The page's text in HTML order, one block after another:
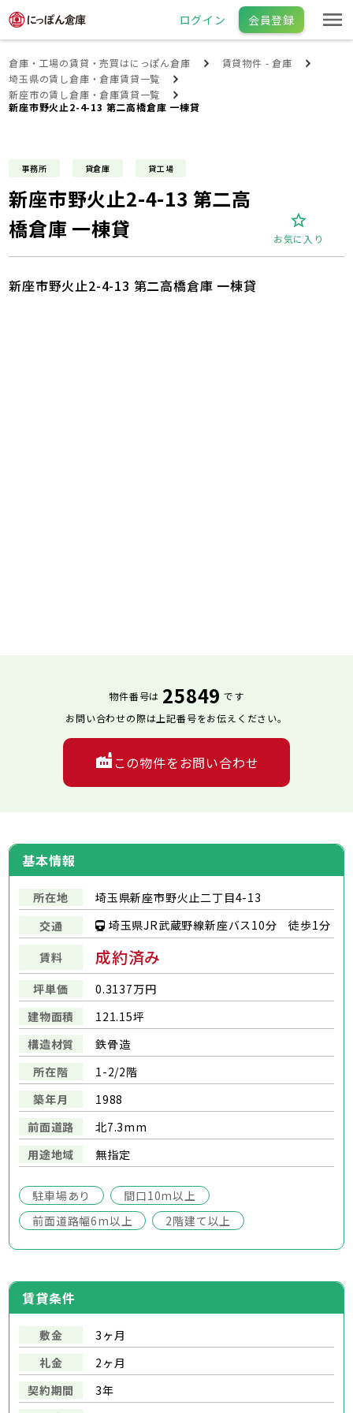
ログイン 会員登録
倉庫・工場の賃貸・売買はにっぽん倉庫
賃貸物件 - 倉庫
埼玉県の賃し倉庫・倉庫賃貸一覧
新座市の賃し倉庫・倉庫賃貸一覧
新座市野火止2-4-13 第二高橋倉庫 一棟貸
事務所 貸倉庫 貸工場
新座市野火止2-4-13 第二高
橋倉庫 一棟貸
お気に入り
基本情報
所在地
埼玉県新座市野火止二丁目4-13
交通
埼玉県JR武蔵野線新座バス10分 徒歩1分
賃料 成約済み
坪単価
0.3137万円
建物面積
121.15坪
構造材質
鉄骨造
所在階
1-2/2階
築年月
1988
前面道路
北7.3mm
用途地域
無指定
駐車場あり
間口10m以上
前面道路幅6m以上
2階建て以上
新座市野火止2-4-13 第二高橋倉庫 一棟貸
物件番号は 25849 です
お問い合わせの際は上記番号をお伝えください。
この物件をお問い合わせ
賃貸条件
敷金
3ヶ月
礼金
2ヶ月
契約期間
3年